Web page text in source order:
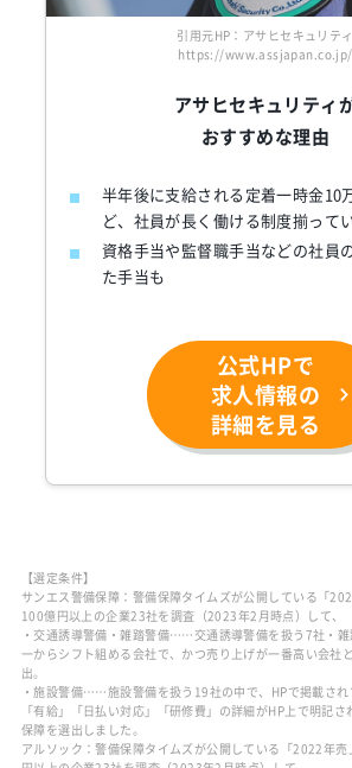
引用元HP：アサヒセキュリティ
https://www.assjapan.co.jp/
アサヒセキュリティ
おすすめな理由
半年後に支給される定着一時金10
ど、社員が長く働ける制度揃って
資格手当や監督職手当などの社員
た手当も
公式HPで
求人情報の
詳細を見る
【選定条件】
サンエス警備保障：警備保障タイムズが公開している「
100億円以上の企業23社を調査（2023年2月時点）して、
・交通誘導警備・雑踏警備……交通誘導警備を扱う7社・
一からシフト組める会社で、かつ売り上げが一番高い会社
出。
・施設警備……施設警備を扱う19社の中で、HPで掲載さ
「有給」「日払い対応」「研修費」の詳細がHP上で明記
保障を選出しました。
アルソック：警備保障タイムズが公開している「2022年